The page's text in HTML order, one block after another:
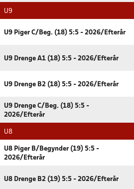
U9
U9 Piger C/Beg. (18) 5:5 - 2026/Efterår
U9 Drenge A1 (18) 5:5 - 2026/Efterår
U9 Drenge B2 (18) 5:5 - 2026/Efterår
U9 Drenge C/Beg. (18) 5:5 -
2026/Efterår
U8
U8 Piger B/Begynder (19) 5:5 -
2026/Efterår
U8 Drenge B2 (19) 5:5 - 2026/Efterår